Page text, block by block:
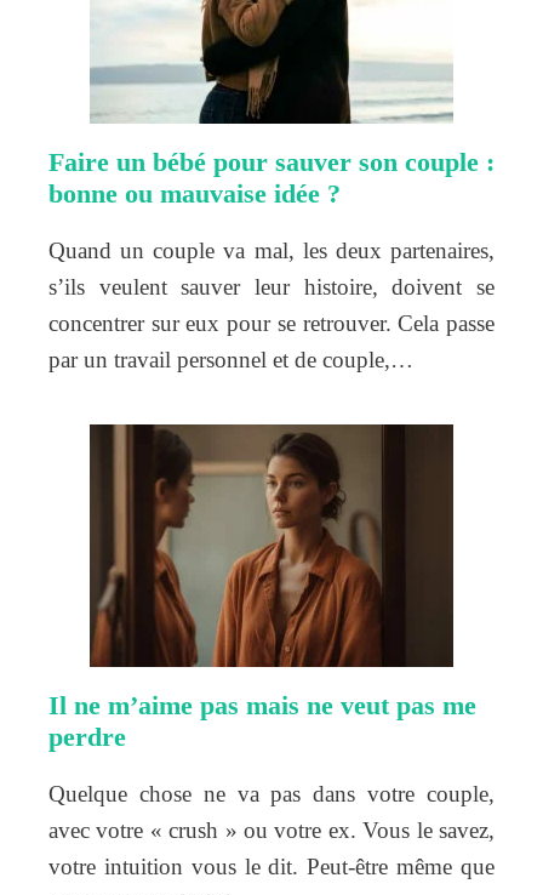
Faire un bébé pour sauver son couple :
bonne ou mauvaise idée ?
Quand un couple va mal, les deux partenaires,
s’ils veulent sauver leur histoire, doivent se
concentrer sur eux pour se retrouver. Cela passe
par un travail personnel et de couple,…
Il ne m’aime pas mais ne veut pas me
perdre
Quelque chose ne va pas dans votre couple,
avec votre « crush » ou votre ex. Vous le savez,
votre intuition vous le dit. Peut-être même que